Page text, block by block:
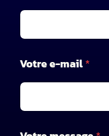
Votre e-mail*